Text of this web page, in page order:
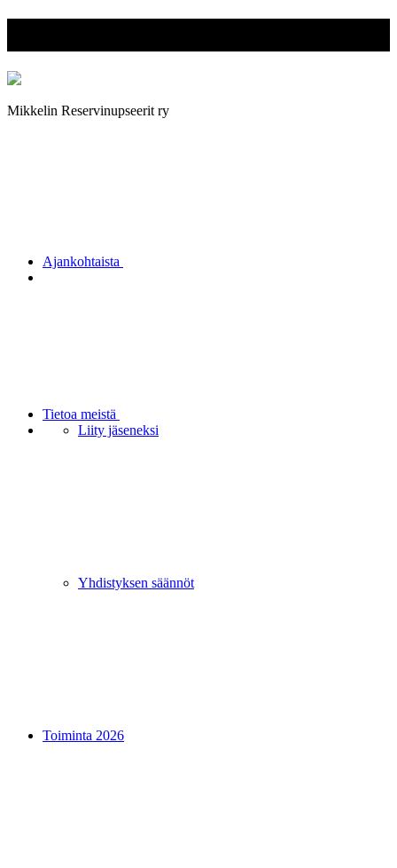
Mikkelin Reservinupseerit ry
Ajankohtaista
Tietoa meistä
Liity jäseneksi
Yhdistyksen säännöt
Toiminta 2026